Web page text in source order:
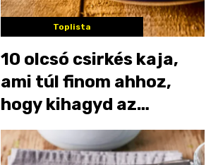
Toplista
10 olcsó csirkés kaja,
ami túl finom ahhoz,
hogy kihagyd az
étkezésből